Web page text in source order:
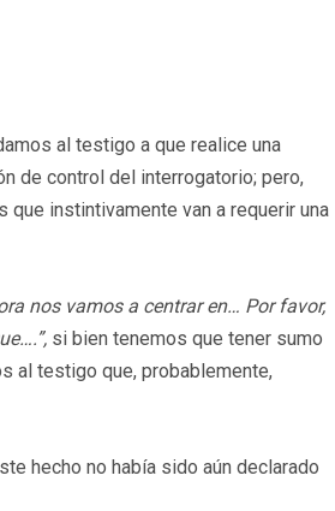
al testigo a que realice una
de control del interrogatorio; pero,
instintivamente van a requerir una
nos vamos a centrar en… Por favor,
si bien tenemos que tener sumo
al testigo que, probablemente,
hecho no había sido aún declarado